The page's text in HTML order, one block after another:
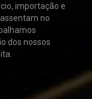
importação e
no
dos nossos